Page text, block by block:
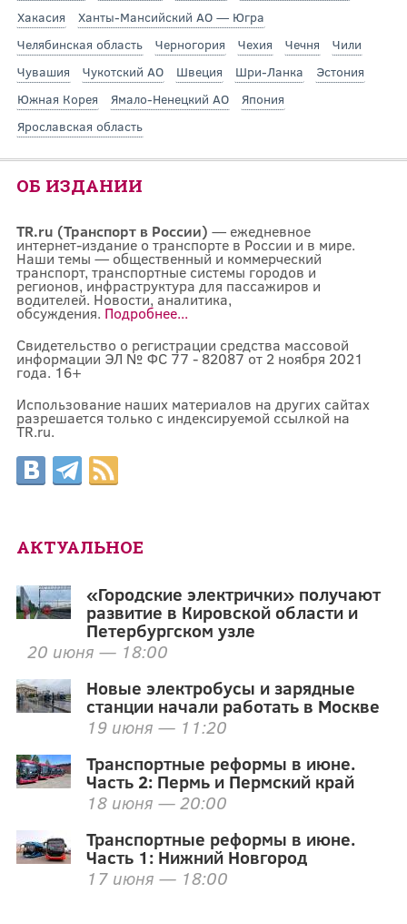
Хакасия
Ханты-Мансийский АО — Югра
Челябинская область
Черногория Чехия Чечня
Чили
Чувашия
Чукотский АО Швеция Шри-Ланка
Эстония
Южная Корея
Ямало-Ненецкий АО
Япония
Ярославская область
ОБ ИЗДАНИИ
TR.ru (Транспорт в России) — ежедневное
интернет-издание о транспорте в России и в мире.
Наши темы — общественный и коммерческий
транспорт, транспортные системы городов и
регионов, инфраструктура для пассажиров и
водителей. Новости, аналитика,
обсуждения. Подробнее...
Свидетельство о регистрации средства массовой
информации ЭЛ № ФС 77 - 82087 от 2 ноября 2021
года. 16+
Использование наших материалов на других сайтах
разрешается только с индексируемой ссылкой на
TR.ru.
АКТУАЛЬНОЕ
«Городские электрички» получают
развитие в Кировской области и
Петербургском узле
20 июня — 18:00
Новые электробусы и зарядные
станции начали работать в Москве
19 июня — 11:20
Транспортные реформы в июне.
Часть 2: Пермь и Пермский край
18 июня — 20:00
Транспортные реформы в июне.
Часть 1: Нижний Новгород
17 июня — 18:00